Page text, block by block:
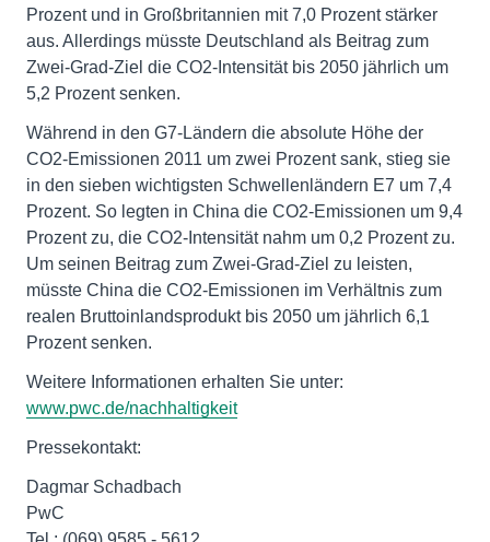
Prozent und in Großbritannien mit 7,0 Prozent stärker
aus. Allerdings müsste Deutschland als Beitrag zum
Zwei-Grad-Ziel die CO2-Intensität bis 2050 jährlich um
5,2 Prozent senken.
Während in den G7-Ländern die absolute Höhe der
CO2-Emissionen 2011 um zwei Prozent sank, stieg sie
in den sieben wichtigsten Schwellenländern E7 um 7,4
Prozent. So legten in China die CO2-Emissionen um 9,4
Prozent zu, die CO2-Intensität nahm um 0,2 Prozent zu.
Um seinen Beitrag zum Zwei-Grad-Ziel zu leisten,
müsste China die CO2-Emissionen im Verhältnis zum
realen Bruttoinlandsprodukt bis 2050 um jährlich 6,1
Prozent senken.
Weitere Informationen erhalten Sie unter:
www.pwc.de/nachhaltigkeit
Pressekontakt:
Dagmar Schadbach
PwC